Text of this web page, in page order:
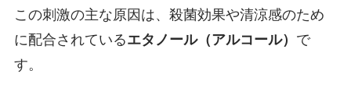
この刺激の主な原因は、殺菌効果や清涼感のため
に配合されているエタノール（アルコール） で
す。